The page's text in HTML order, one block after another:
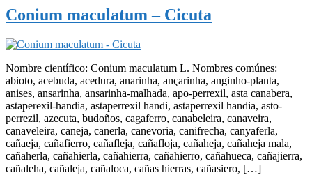
Conium maculatum – Cicuta
Nombre científico: Conium maculatum L. Nombres comúnes:
abioto, acebuda, acedura, anarinha, ançarinha, anginho-planta,
anises, ansarinha, ansarinha-malhada, apo-perrexil, asta canabera,
astaperexil-handia, astaperrexil handi, astaperrexil handia, asto-
perrezil, azecuta, budoños, cagaferro, canabeleira, canaveira,
canaveleira, caneja, canerla, canevoria, canifrecha, canyaferla,
cañaeja, cañafierro, cañafleja, cañafloja, cañaheja, cañaheja mala,
cañaherla, cañahierla, cañahierra, cañahierro, cañahueca, cañajierra,
cañaleha, cañaleja, cañaloca, cañas hierras, cañasiero, […]